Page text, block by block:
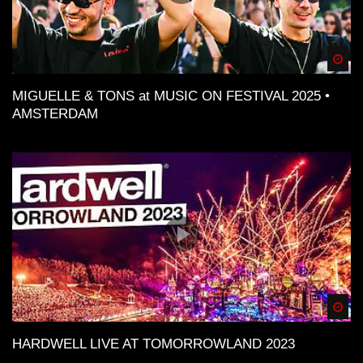
MIGUELLE & TONS at MUSIC ON FESTIVAL 2025 •
AMSTERDAM
HARDWELL LIVE AT TOMORROWLAND 2023